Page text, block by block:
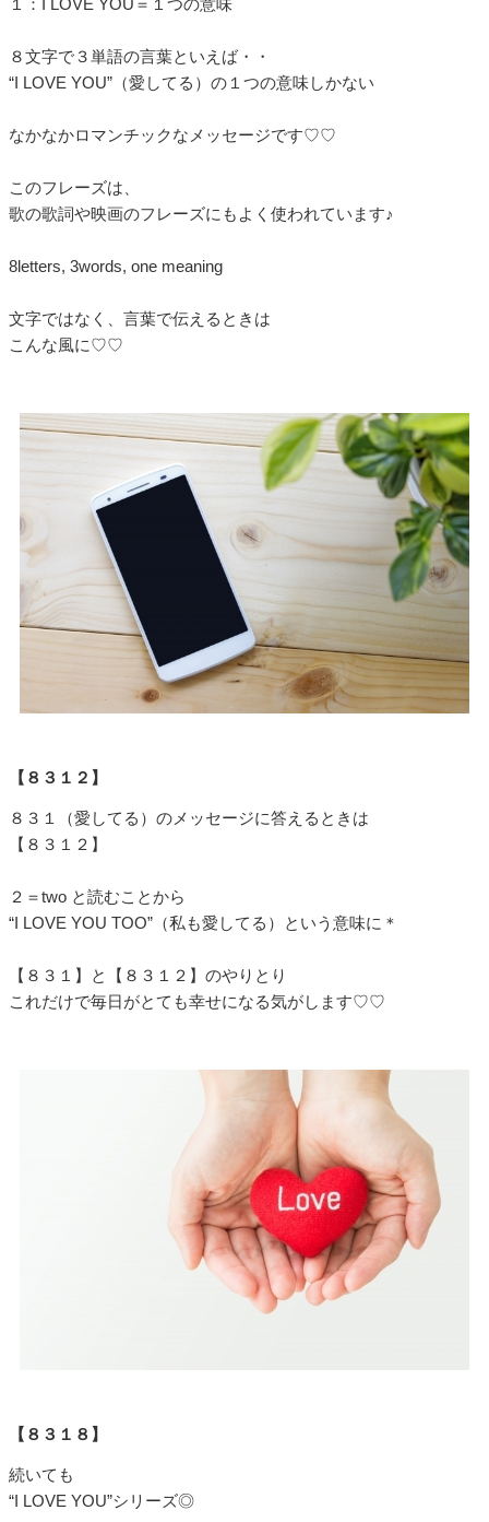
１：I LOVE YOU＝１つの意味
８文字で３単語の言葉といえば・・
“I LOVE YOU”（愛してる）の１つの意味しかない
なかなかロマンチックなメッセージです♡♡
このフレーズは、
歌の歌詞や映画のフレーズにもよく使われています♪
8letters, 3words, one meaning
文字ではなく、言葉で伝えるときは
こんな風に♡♡
【８３１２】
８３１（愛してる）のメッセージに答えるときは
【８３１２】
２＝two と読むことから
“I LOVE YOU TOO”（私も愛してる）という意味に＊
【８３１】と【８３１２】のやりとり
これだけで毎日がとても幸せになる気がします♡♡
【８３１８】
続いても
“I LOVE YOU”シリーズ◎